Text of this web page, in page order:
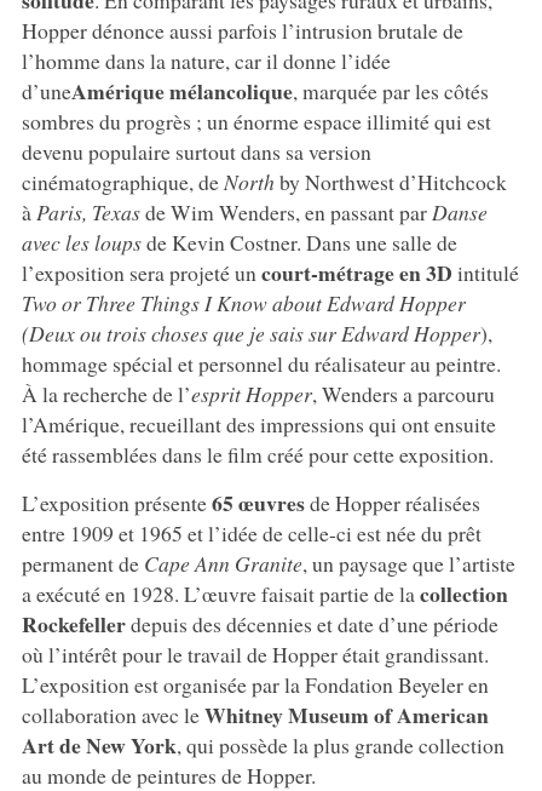
Hopper dénonce aussi parfois l’intrusion brutale de
l’homme dans la nature, car il donne l’idée
d’uneAmérique mélancolique, marquée par les côtés
sombres du progrès ; un énorme espace illimité qui est
devenu populaire surtout dans sa version
cinématographique, deNorth by Northwest d’Hitchcock
à Paris, Texasde Wim Wenders, en passant par Danse
avec les loupsde Kevin Costner. Dans une salle de
l’exposition sera projeté un court-métrage en 3D intitulé
Two or Three Things I Know about Edward Hopper
(Deux ou trois choses que je sais sur Edward Hopper),
hommage spécial et personnel du réalisateur au peintre.
À la recherche de l’esprit Hopper, Wenders a parcouru
l’Amérique, recueillant des impressions qui ont ensuite
été rassemblées dans le film créé pour cette exposition.
L’exposition présente65 œuvresde Hopper réalisées
entre 1909 et 1965 et l’idée de celle-ci est née du prêt
permanent de Cape Ann Granite, un paysage que l’artiste
a exécuté en 1928. L’œuvre faisait partie de la collection
Rockefellerdepuis des décennies et date d’une période
où l’intérêt pour le travail de Hopper était grandissant.
L’exposition est organisée par la Fondation Beyeler en
collaboration avec leWhitney Museum of American
Art de New York, qui possède la plus grande collection
au monde de peintures de Hopper.